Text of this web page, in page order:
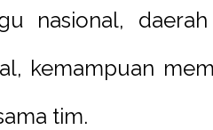
nasional,
kemampuan
tim.